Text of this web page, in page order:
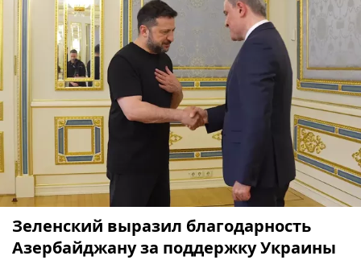
Зеленский выразил благодарность
Азербайджану за поддержку Украины